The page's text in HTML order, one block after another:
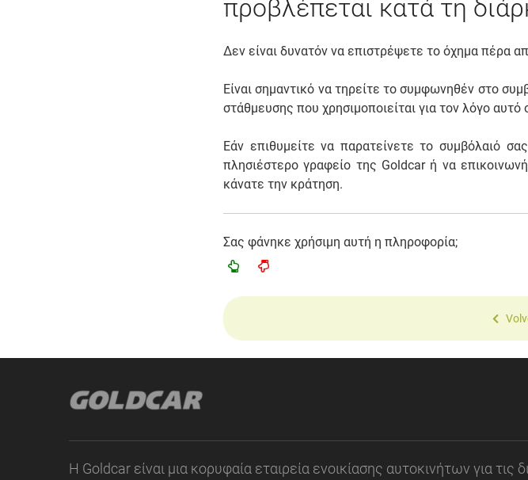
προβλέπεται κατά τη
Δεν είναι δυνατόν να επιστρέψετε το όχημα πέρα
Είναι σημαντικό να τηρείτε το συμφωνηθέν στο
στάθμευσης που χρησιμοποιείται για τον λόγο αυτό
Εάν επιθυμείτε να παρατείνετε το συμβόλαιό
πλησιέστερο γραφείο της Goldcar ή να
κάνατε την κράτηση.
Σας φάνηκε χρήσιμη αυτή η πληροφορία;
Η Goldcar είναι μια κορυφαία εταιρεία ενοικίασης αυτοκινήτων για